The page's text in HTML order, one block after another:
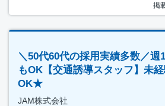
掲
＼50代60代の採用実績多数／週
もOK【交通誘導スタッフ】未
OK★
JAM株式会社